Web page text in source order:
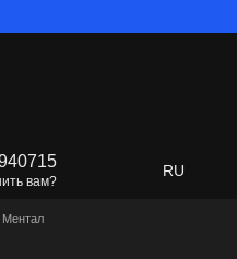
вам?
RU
Ментал